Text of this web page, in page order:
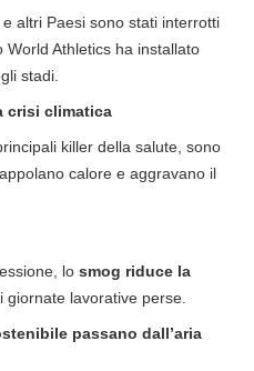
altri Paesi sono stati interrotti
Athletics ha installato
stadi.
crisi climatica
killer della salute, sono
calore e aggravano il
lo smog riduce la
giornate lavorative perse.
passano dall’aria